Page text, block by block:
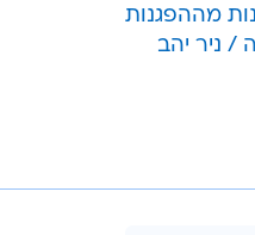
מההפגנות
/ ניר יהב